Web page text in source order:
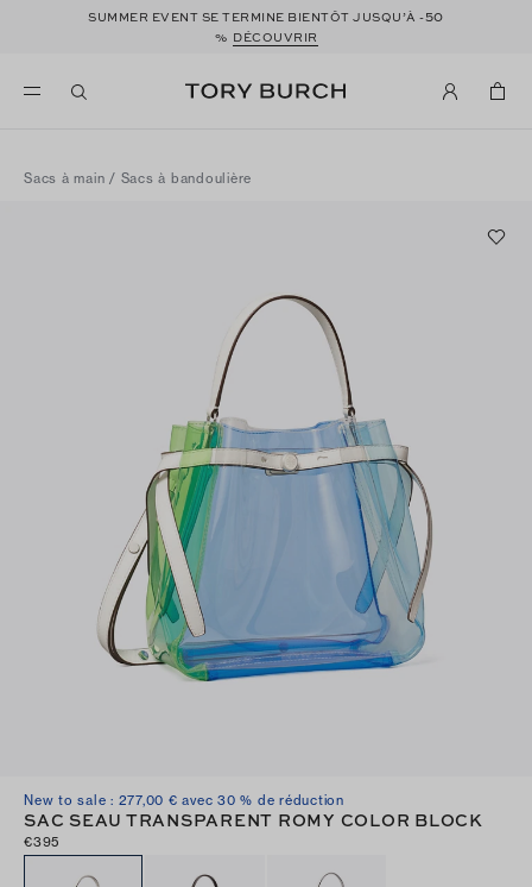
SUMMER EVENT SE TERMINE BIENTÔT JUSQU’À -50
% DÉCOUVRIR
Sacs à main / Sacs à bandoulière
New to sale : 277,00 € avec 30 % de réduction
SAC SEAU TRANSPARENT ROMY COLOR BLOCK
€395